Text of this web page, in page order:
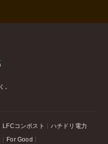
。
LFCコンポスト ハチドリ電力
For Good